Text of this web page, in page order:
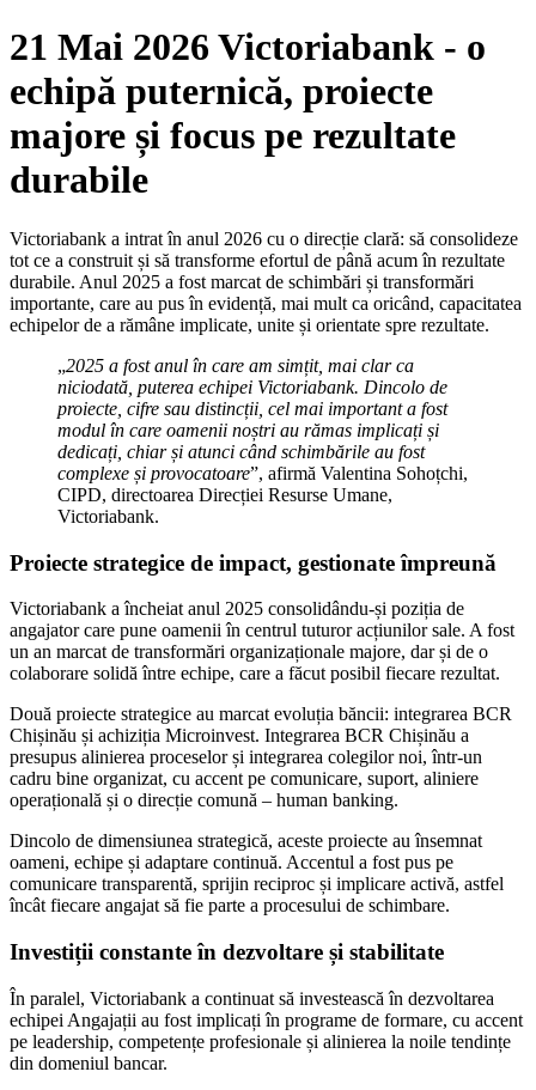
21 Mai 2026 Victoriabank - o
echipă puternică, proiecte
majore și focus pe rezultate
durabile
Victoriabank a intrat în anul 2026 cu o direcție clară: să consolideze
tot ce a construit și să transforme efortul de până acum în rezultate
durabile. Anul 2025 a fost marcat de schimbări și transformări
importante, care au pus în evidență, mai mult ca oricând, capacitatea
echipelor de a rămâne implicate, unite și orientate spre rezultate.
„2025 a fost anul în care am simțit, mai clar ca
niciodată, puterea echipei Victoriabank. Dincolo de
proiecte, cifre sau distincții, cel mai important a fost
modul în care oamenii noștri au rămas implicați și
dedicați, chiar și atunci când schimbările au fost
complexe și provocatoare”, afirmă Valentina Sohoțchi,
CIPD, directoarea Direcției Resurse Umane,
Victoriabank.
Proiecte strategice de impact, gestionate împreună
Victoriabank a încheiat anul 2025 consolidându-și poziția de
angajator care pune oamenii în centrul tuturor acțiunilor sale. A fost
un an marcat de transformări organizaționale majore, dar și de o
colaborare solidă între echipe, care a făcut posibil fiecare rezultat.
Două proiecte strategice au marcat evoluția băncii: integrarea BCR
Chișinău și achiziția Microinvest. Integrarea BCR Chișinău a
presupus alinierea proceselor și integrarea colegilor noi, într-un
cadru bine organizat, cu accent pe comunicare, suport, aliniere
operațională și o direcție comună – human banking.
Dincolo de dimensiunea strategică, aceste proiecte au însemnat
oameni, echipe și adaptare continuă. Accentul a fost pus pe
comunicare transparentă, sprijin reciproc și implicare activă, astfel
încât fiecare angajat să fie parte a procesului de schimbare.
Investiții constante în dezvoltare și stabilitate
În paralel, Victoriabank a continuat să investească în dezvoltarea
echipei Angajații au fost implicați în programe de formare, cu accent
pe leadership, competențe profesionale și alinierea la noile tendințe
din domeniul bancar.